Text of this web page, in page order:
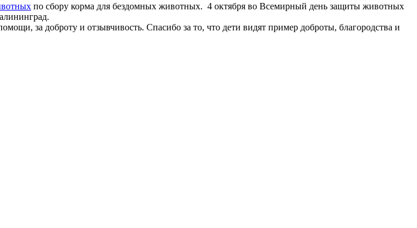
по сбору корма для бездомных животных. 4 октября во Всемирный день защиты животных
за доброту и отзывчивость. Спасибо за то, что дети видят пример доброты, благородства и